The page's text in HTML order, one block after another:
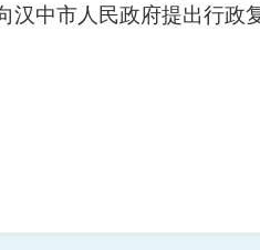
汉中市人民政府提出行政